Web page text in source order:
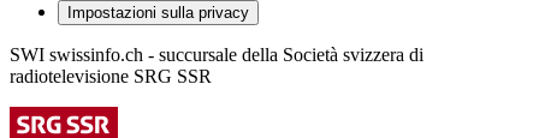
Impostazioni sulla privacy
SWI swissinfo.ch - succursale della Società svizzera di
radiotelevisione SRG SSR